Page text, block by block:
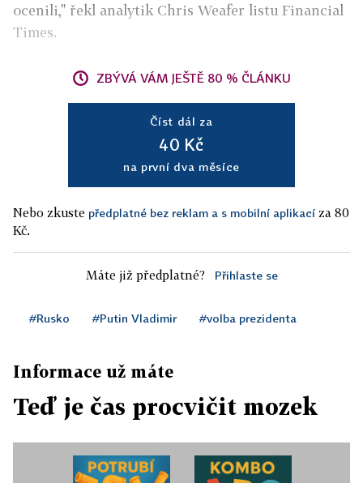
ocenili," řekl analytik Chris Weafer listu Financial
Times.
ZBÝVÁ VÁM JEŠTĚ 80 % ČLÁNKU
Číst dál za
40 Kč
na první dva měsíce
Nebo zkuste předplatné bez reklam a s mobilní aplikací za 80
Kč.
Máte již předplatné? Přihlaste se
#Rusko #Putin Vladimir #volba prezidenta
Informace už máte
Teď je čas procvičit mozek